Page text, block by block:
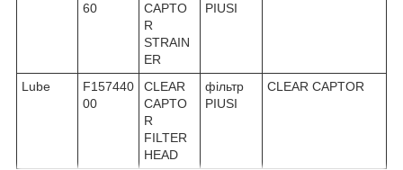
60
CAPTO
R
STRAIN
ER
PIUSI
Lube
F157440
00
CLEAR
CAPTO
R
FILTER
HEAD
фільтр
PIUSI
CLEAR CAPTOR